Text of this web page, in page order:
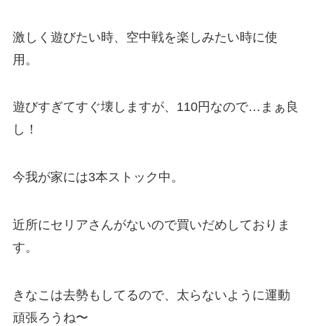
激しく遊びたい時、空中戦を楽しみたい時に使
用。
遊びすぎてすぐ壊しますが、110円なので…まぁ良
し！
今我が家には3本ストック中。
近所にセリアさんがないので買いだめしておりま
す。
きなこは去勢もしてるので、太らないように運動
頑張ろうね〜